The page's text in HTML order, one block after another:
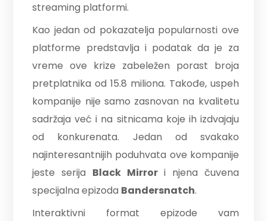
streaming platformi.
Kao jedan od pokazatelja popularnosti ove
platforme predstavlja i podatak da je za
vreme ove krize zabeležen porast broja
pretplatnika od 15.8 miliona. Takođe, uspeh
kompanije nije samo zasnovan na kvalitetu
sadržaja već i na sitnicama koje ih izdvajaju
od konkurenata. Jedan od svakako
najinteresantnijih poduhvata ove kompanije
jeste serija Black Mirrori njena čuvena
specijalna epizoda Bandersnatch.
Interaktivni format epizode vam